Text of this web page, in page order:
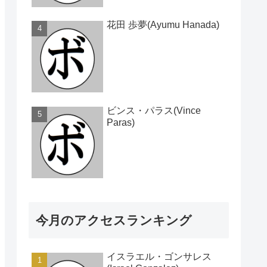
花田 歩夢(Ayumu Hanada)
ビンス・パラス(Vince
Paras)
今月のアクセスランキング
イスラエル・ゴンサレス